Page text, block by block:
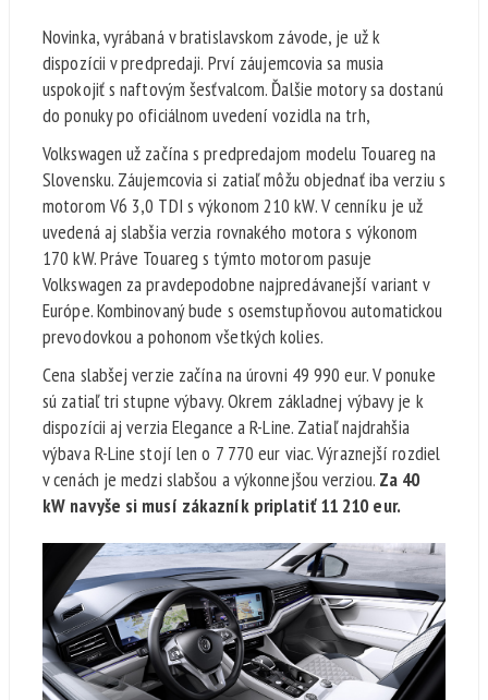
Novinka, vyrábaná v bratislavskom závode, je už k
dispozícii v predpredaji. Prví záujemcovia sa musia
uspokojiť s naftovým šesťvalcom. Ďalšie motory sa dostanú
do ponuky po oficiálnom uvedení vozidla na trh,
Volkswagen už začína s predpredajom modelu Touareg na
Slovensku. Záujemcovia si zatiaľ môžu objednať iba verziu s
motorom V6 3,0 TDI s výkonom 210 kW. V cenníku je už
uvedená aj slabšia verzia rovnakého motora s výkonom
170 kW. Práve Touareg s týmto motorom pasuje
Volkswagen za pravdepodobne najpredávanejší variant v
Európe. Kombinovaný bude s osemstupňovou automatickou
prevodovkou a pohonom všetkých kolies.
Cena slabšej verzie začína na úrovni 49 990 eur. V ponuke
sú zatiaľ tri stupne výbavy. Okrem základnej výbavy je k
dispozícii aj verzia Elegance a R-Line. Zatiaľ najdrahšia
výbava R-Line stojí len o 7 770 eur viac. Výraznejší rozdiel
v cenách je medzi slabšou a výkonnejšou verziou. Za 40
kW navyše si musí zákazník priplatiť 11 210 eur.